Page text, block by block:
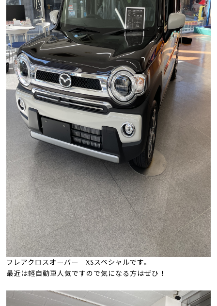
フレアクロスオーバー XSスペシャルです。
最近は軽自動車人気ですので気になる方はぜひ！